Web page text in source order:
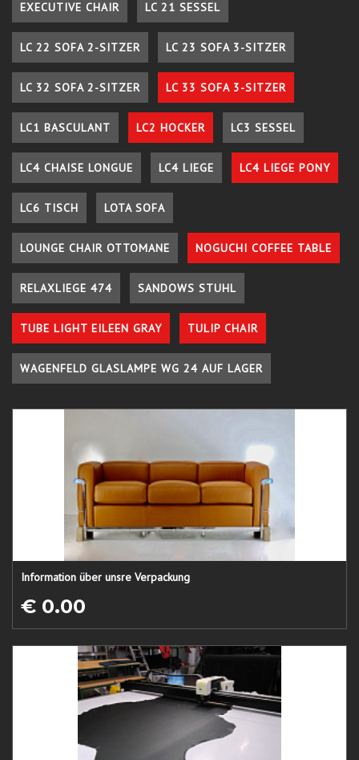
EXECUTIVE CHAIR LC 21 SESSEL
LC 22 SOFA 2-SITZER LC 23 SOFA 3-SITZER
LC 32 SOFA 2-SITZER LC 33 SOFA 3-SITZER
LC1 BASCULANT LC2 HOCKER LC3 SESSEL
LC4 CHAISE LONGUE LC4 LIEGE LC4 LIEGE PONY
LC6 TISCH LOTA SOFA
LOUNGE CHAIR OTTOMANE NOGUCHI COFFEE TABLE
RELAXLIEGE 474 SANDOWS STUHL
TUBE LIGHT EILEEN GRAY TULIP CHAIR
WAGENFELD GLASLAMPE WG 24 AUF LAGER
Information über unsre Verpackung
€ 0.00